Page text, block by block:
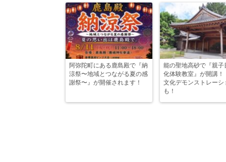
阿弥陀町にある鹿島殿で『納
涼祭〜地域とつながる夏の感
謝祭〜』が開催されます！
能の聖地高砂で『親子
化体験教室』が開講！
文化デモンストレーシ
も！